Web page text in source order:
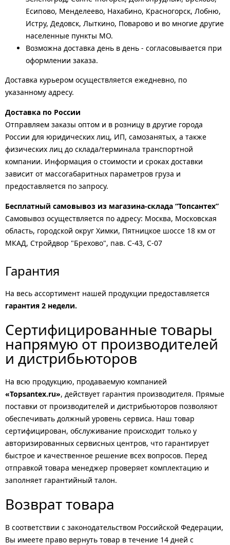
Есипово, Менделеево, Нахабино, Красногорск, Лобню,
Истру, Дедовск, Лыткино, Поварово и во многие другие
населенные пункты МО.
Возможна доставка день в день - согласовывается при
оформлении заказа.
Доставка курьером осуществляется ежедневно, по
указанному адресу.
Доставка по России
Отправляем заказы оптом и в розницу в другие города
России для юридических лиц, ИП, самозанятых, а также
физических лиц до склада/терминала транспортной
компании. Информация о стоимости и сроках доставки
зависит от массогабаритных параметров груза и
предоставляется по запросу.
Бесплатный самовывоз из магазина-склада “Топсантех”
Самовывоз осуществляется по адресу: Москва, Московская
область, городской округ Химки, Пятницкое шоссе 18 км от
МКАД, Стройдвор "Брехово", пав. С-43, С-07
Гарантия
На весь ассортимент нашей продукции предоставляется
гарантия 2 недели.
Сертифицированные товары
напрямую от производителей
и дистрибьюторов
На всю продукцию, продаваемую компанией
«Topsantex.ru», действует гарантия производителя. Прямые
поставки от производителей и дистрибьюторов позволяют
обеспечивать должный уровень сервиса. Наш товар
сертифицирован, обслуживание происходит только у
авторизированных сервисных центров, что гарантирует
быстрое и качественное решение всех вопросов. Перед
отправкой товара менеджер проверяет комплектацию и
заполняет гарантийный талон.
Возврат товара
В соответствии с законодательством Российской Федерации,
Вы имеете право вернуть товар в течение 14 дней с